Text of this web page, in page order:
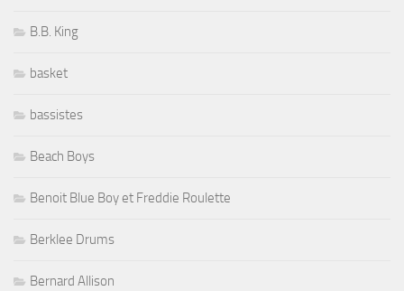
B.B. King
basket
bassistes
Beach Boys
Benoit Blue Boy et Freddie Roulette
Berklee Drums
Bernard Allison